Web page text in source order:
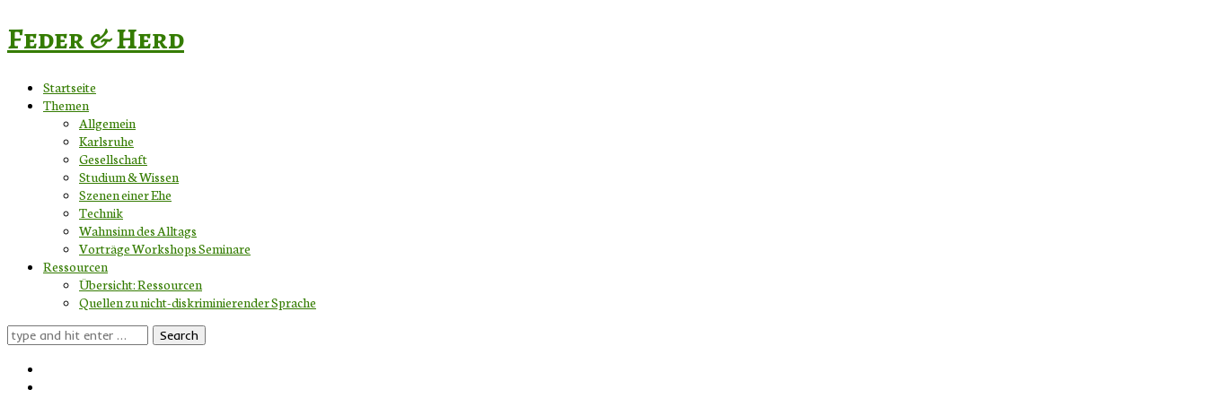
Feder & Herd
Startseite
Themen
Allgemein
Karlsruhe
Gesellschaft
Studium & Wissen
Szenen einer Ehe
Technik
Wahnsinn des Alltags
Vorträge Workshops Seminare
Ressourcen
Übersicht: Ressourcen
Quellen zu nicht-diskriminierender Sprache
Search
for: